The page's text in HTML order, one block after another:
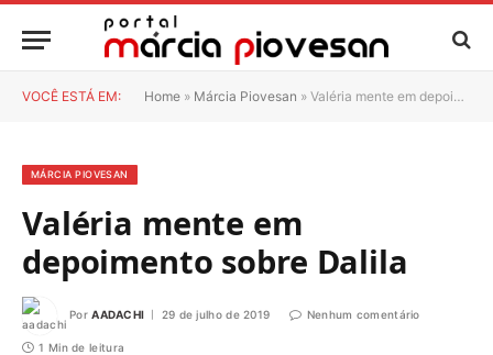
VOCÊ ESTÁ EM: Home » Márcia Piovesan » Valéria mente em depoimento sobre Dalila
MÁRCIA PIOVESAN
Valéria mente em
depoimento sobre Dalila
Por AADACHI 29 de julho de 2019 Nenhum comentário
1 Min de leitura